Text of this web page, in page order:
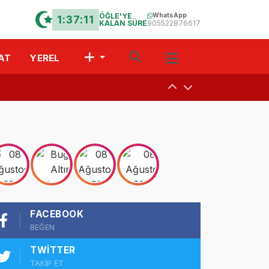
1:37:10
ÖĞLE'YE
KALAN SÜRE
WhatsApp
905522876617
YEREL
Münazarası
FACEBOOK
BEĞEN
TWITTER
TAKİP ET